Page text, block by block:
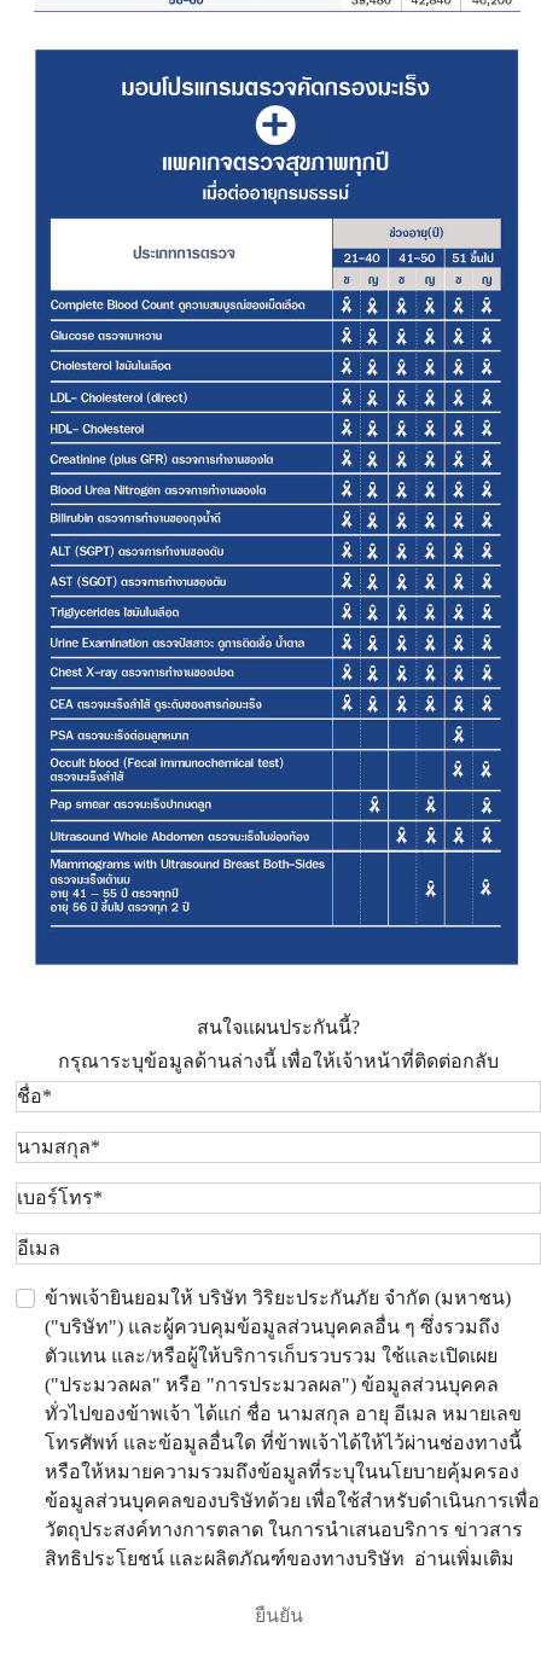
สนใจแผนประกันนี้?
กรุณาระบุข้อมูลด้านล่างนี้ เพื่อให้เจ้าหน้าที่ติดต่อกลับ
ข้าพเจ้ายินยอมให้ บริษัท วิริยะประกันภัย จำกัด (มหาชน)
("บริษัท") และผู้ควบคุมข้อมูลส่วนบุคคลอื่น ๆ ซึ่งรวมถึง
ตัวแทน และ/หรือผู้ให้บริการเก็บรวบรวม ใช้และเปิดเผย
("ประมวลผล" หรือ "การประมวลผล") ข้อมูลส่วนบุคคล
ทั่วไปของข้าพเจ้า ได้แก่ ชื่อ นามสกุล อายุ อีเมล หมายเลข
โทรศัพท์ และข้อมูลอื่นใด ที่ข้าพเจ้าได้ให้ไว้ผ่านช่องทางนี้
หรือให้หมายความรวมถึงข้อมูลที่ระบุในนโยบายคุ้มครอง
ข้อมูลส่วนบุคคลของบริษัทด้วย เพื่อใช้สำหรับดำเนินการเพื่อ
วัตถุประสงค์ทางการตลาด ในการนำเสนอบริการ ข่าวสาร
สิทธิประโยชน์ และผลิตภัณฑ์ของทางบริษัท อ่านเพิ่มเติม